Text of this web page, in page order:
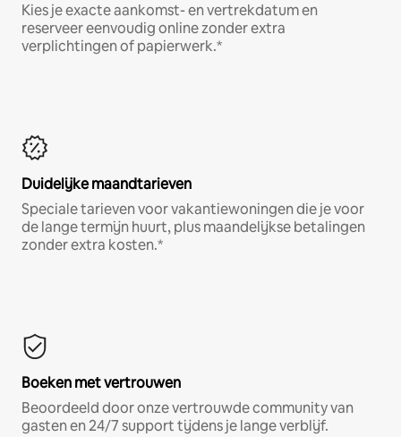
Kies je exacte aankomst- en vertrekdatum en
reserveer eenvoudig online zonder extra
verplichtingen of papierwerk.*
Duidelijke maandtarieven
Speciale tarieven voor vakantiewoningen die je voor
de lange termijn huurt, plus maandelijkse betalingen
zonder extra kosten.*
Boeken met vertrouwen
Beoordeeld door onze vertrouwde community van
gasten en 24/7 support tijdens je lange verblijf.